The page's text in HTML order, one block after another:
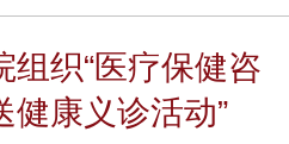
组织“医疗保健咨
健康义诊活动”